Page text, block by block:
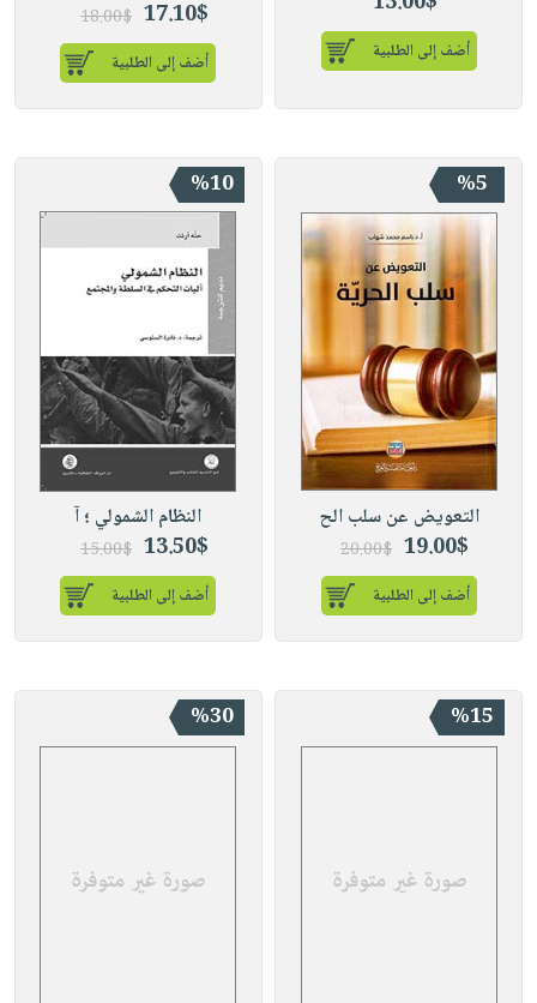
أضف إلى الطلبية
17.10$
18.00$
أضف إلى الطلبية
%5
التعويض عن سلب الح
19.00$
20.00$
أضف إلى الطلبية
%10
النظام الشمولي ؛ آ
13.50$
15.00$
أضف إلى الطلبية
%15
%30